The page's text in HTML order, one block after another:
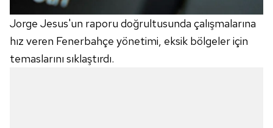
Jorge Jesus'un raporu doğrultusunda çalışmalarına
hız veren Fenerbahçe yönetimi, eksik bölgeler için
temaslarını sıklaştırdı.